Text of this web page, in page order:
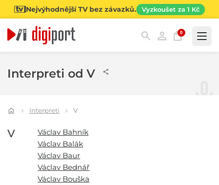
Nejvýhodnější TV bez závazků. Vyzkoušet za 1 Kč
0
Interpreti od V
Interpreti V
V
Václav Bahník
Václav Balák
Václav Baur
Václav Bednář
Václav Bouška